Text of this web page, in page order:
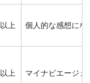
上 個人的な感想にな
上 マイナビエージ